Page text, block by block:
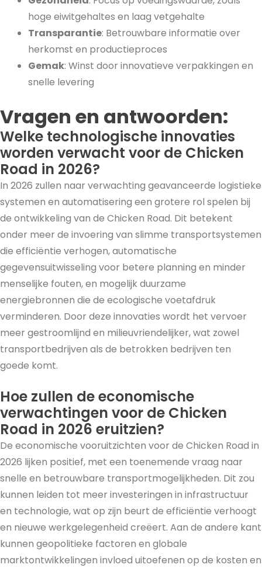
hoge eiwitgehaltes en laag vetgehalte
Transparantie: Betrouwbare informatie over
herkomst en productieproces
Gemak: Winst door innovatieve verpakkingen en
snelle levering
Vragen en antwoorden:
Welke technologische innovaties
worden verwacht voor de Chicken
Road in 2026?
In 2026 zullen naar verwachting geavanceerde logistieke
systemen en automatisering een grotere rol spelen bij
de ontwikkeling van de Chicken Road. Dit betekent
onder meer de invoering van slimme transportsystemen
die efficiëntie verhogen, automatische
gegevensuitwisseling voor betere planning en minder
menselijke fouten, en mogelijk duurzame
energiebronnen die de ecologische voetafdruk
verminderen. Door deze innovaties wordt het vervoer
meer gestroomlijnd en milieuvriendelijker, wat zowel
transportbedrijven als de betrokken bedrijven ten
goede komt.
Hoe zullen de economische
verwachtingen voor de Chicken
Road in 2026 eruitzien?
De economische vooruitzichten voor de Chicken Road in
2026 lijken positief, met een toenemende vraag naar
snelle en betrouwbare transportmogelijkheden. Dit zou
kunnen leiden tot meer investeringen in infrastructuur
en technologie, wat op zijn beurt de efficiëntie verhoogt
en nieuwe werkgelegenheid creëert. Aan de andere kant
kunnen geopolitieke factoren en globale
marktontwikkelingen invloed uitoefenen op de kosten en